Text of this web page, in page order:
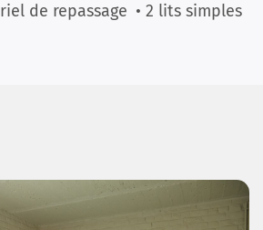
de repassage • 2 lits simples